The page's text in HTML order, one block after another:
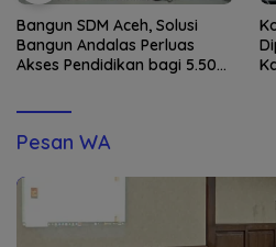
Bangun SDM Aceh, Solusi
Bangun Andalas Perluas
Akses Pendidikan bagi 5.500
Pesan WA